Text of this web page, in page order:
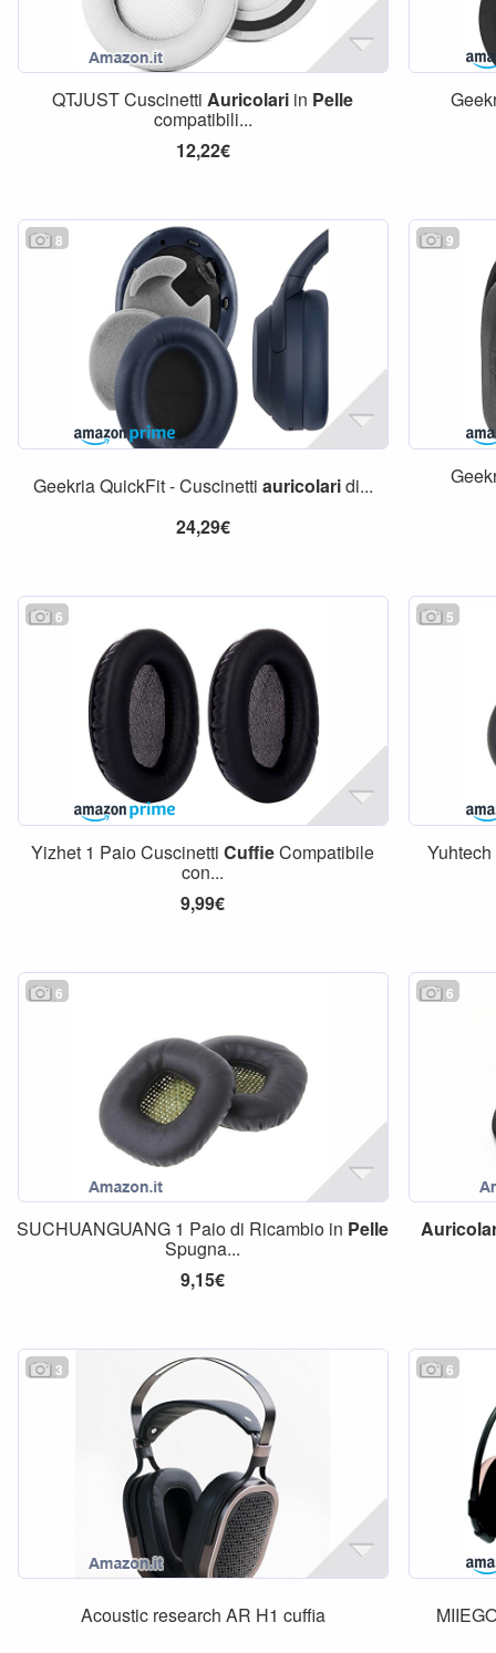
QTJUST CuscinettiAuricolari in Pelle
compatibili...
12,22€
8
Geekria QuickFit - Cuscinetti auricolaridi...
24,29€
9
6
Yizhet 1 Paio CuscinettiCuffieCompatibile
con...
9,99€
5
6
SUCHUANGUANG 1 Paio di Ricambio in Pelle
Spugna...
9,15€
6
3
Acoustic research AR H1 cuffia
6